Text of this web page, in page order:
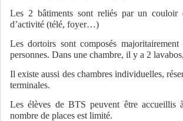
Les 2 bâtiments sont reliés par un couloir
d’activité (télé, foyer…)
Les dortoirs sont composés
personnes. Dans une chambre, il y a 2
Il existe aussi des chambres individuelles,
terminales.
Les élèves de BTS peuvent être accueillis
nombre de places est limité.